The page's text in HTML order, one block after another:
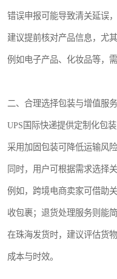
错误申报可能导致清关延误
建议提前核对产品信息，尤
例如电子产品、化妆品等，
二、合理选择包装与增值服务
UPS国际快递提供定制化包
采用加固包装可降低运输风险
同时，用户可根据需求选择
例如，跨境电商卖家可借助
收包裹；退货处理服务则能
在珠海发货时，建议评估货
成本与时效。